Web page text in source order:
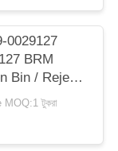
0029127
BRM
Bin / Reject
টুকরা